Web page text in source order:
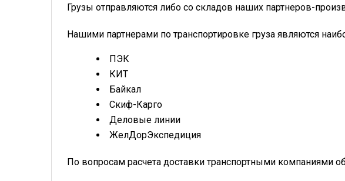
Грузы отправляются либо со складов наших партнеров-
Нашими партнерами по транспортировке груза являются
ПЭК
КИТ
Байкал
Скиф-Карго
Деловые линии
ЖелДорЭкспедиция
По вопросам расчета доставки транспортными компаниями